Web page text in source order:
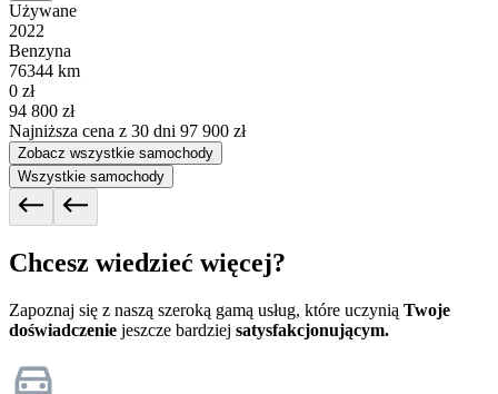
Używane
2022
Benzyna
76344 km
0 zł
94 800 zł
Najniższa cena z 30 dni 97 900 zł
Zobacz wszystkie samochody
Wszystkie samochody
Chcesz wiedzieć więcej?
Zapoznaj się z naszą szeroką gamą usług, które uczynią Twoje
doświadczenie jeszcze bardziej satysfakcjonującym.